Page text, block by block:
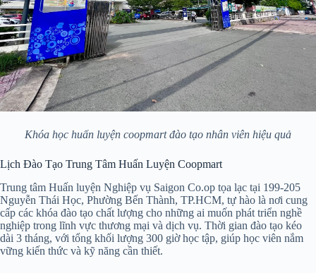
Khóa học huấn luyện coopmart đào tạo nhân viên hiệu quả
Lịch Đào Tạo Trung Tâm Huấn Luyện Coopmart
Trung tâm Huấn luyện Nghiệp vụ Saigon Co.op tọa lạc tại 199-205
Nguyễn Thái Học, Phường Bến Thành, TP.HCM, tự hào là nơi cung
cấp các khóa đào tạo chất lượng cho những ai muốn phát triển nghề
nghiệp trong lĩnh vực thương mại và dịch vụ. Thời gian đào tạo kéo
dài 3 tháng, với tổng khối lượng 300 giờ học tập, giúp học viên nắm
vững kiến thức và kỹ năng cần thiết.